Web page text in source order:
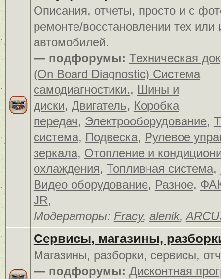
Описания, отчеты, просто и c
ремонте/восстановлении тех или
автомобилей.
— подфорумы: Техническая
(On Board Diagnostic) Система
самодиагностики., Шины и
диски, Двигатель, Коробка
передач, Электрооборудование,
система, Подвеска, Рулевое
зеркала, Отопление и
охлаждения, Топливная система,
Видео оборудование, Разное,
JR,
Модераторы: Fracy, alenik,
Сервисы, магазины,
Магазины, разборки, сервисы,
— подфорумы: Дисконтная